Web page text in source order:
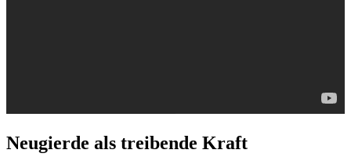
Neugierde als treibende Kraft